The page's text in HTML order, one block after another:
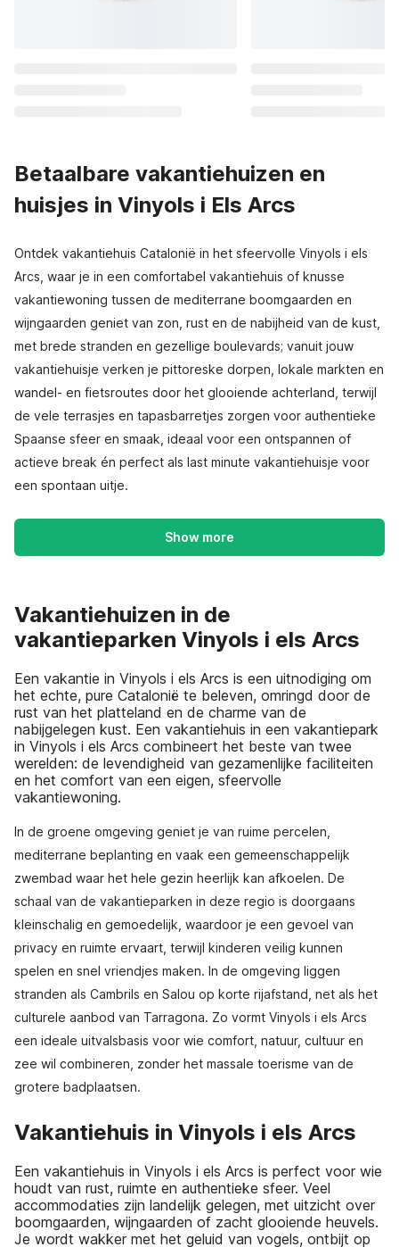
Betaalbare vakantiehuizen en
huisjes in Vinyols i Els Arcs
Ontdek vakantiehuis Catalonië in het sfeervolle Vinyols i els
Arcs, waar je in een comfortabel vakantiehuis of knusse
vakantiewoning tussen de mediterrane boomgaarden en
wijngaarden geniet van zon, rust en de nabijheid van de kust,
met brede stranden en gezellige boulevards; vanuit jouw
vakantiehuisje verken je pittoreske dorpen, lokale markten en
wandel- en fietsroutes door het glooiende achterland, terwijl
de vele terrasjes en tapasbarretjes zorgen voor authentieke
Spaanse sfeer en smaak, ideaal voor een ontspannen of
actieve break én perfect als last minute vakantiehuisje voor
een spontaan uitje.
Show more
Vakantiehuizen in de
vakantieparken Vinyols i els Arcs
Een vakantie in Vinyols i els Arcs is een uitnodiging om
het echte, pure Catalonië te beleven, omringd door de
rust van het platteland en de charme van de
nabijgelegen kust. Een vakantiehuis in een vakantiepark
in Vinyols i els Arcs combineert het beste van twee
werelden: de levendigheid van gezamenlijke faciliteiten
en het comfort van een eigen, sfeervolle
vakantiewoning.
In de groene omgeving geniet je van ruime percelen,
mediterrane beplanting en vaak een gemeenschappelijk
zwembad waar het hele gezin heerlijk kan afkoelen. De
schaal van de vakantieparken in deze regio is doorgaans
kleinschalig en gemoedelijk, waardoor je een gevoel van
privacy en ruimte ervaart, terwijl kinderen veilig kunnen
spelen en snel vriendjes maken. In de omgeving liggen
stranden als Cambrils en Salou op korte rijafstand, net als het
culturele aanbod van Tarragona. Zo vormt Vinyols i els Arcs
een ideale uitvalsbasis voor wie comfort, natuur, cultuur en
zee wil combineren, zonder het massale toerisme van de
grotere badplaatsen.
Vakantiehuis in Vinyols i els Arcs
Een vakantiehuis in Vinyols i els Arcs is perfect voor wie
houdt van rust, ruimte en authentieke sfeer. Veel
accommodaties zijn landelijk gelegen, met uitzicht over
boomgaarden, wijngaarden of zacht glooiende heuvels.
Je wordt wakker met het geluid van vogels, ontbijt op